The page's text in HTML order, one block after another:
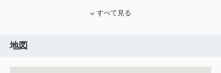
すべて見る
地図